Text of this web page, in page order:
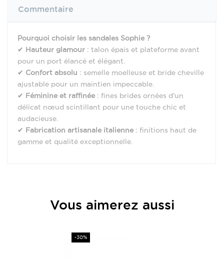
Commentaire
Pourquoi choisir les sandales Sophie ?
✔ Hauteur glamour : talon épais et plateforme avant
pour un port élancé et élégant.
✔ Confort absolu : semelle moelleuse et bride cheville
ajustable pour un maintien impeccable.
✔ Féminine et raffinée : fines brides ornées d’un
délicat nœud scintillant pour une touche chic et
audacieuse.
✔ Fabrication artisanale italienne : finitions haut de
gamme et qualité exceptionnelle.
Vous aimerez aussi
-30%